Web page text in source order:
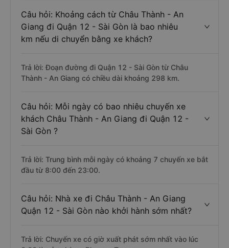
Câu hỏi: Khoảng cách từ Châu Thành - An
Giang đi Quận 12 - Sài Gòn là bao nhiêu
km nếu di chuyển bằng xe khách?
Trả lời: Đoạn đường đi Quận 12 - Sài Gòn từ Châu
Thành - An Giang có chiều dài khoảng 298 km.
Câu hỏi: Mỗi ngày có bao nhiêu chuyến xe
khách Châu Thành - An Giang đi Quận 12 -
Sài Gòn ?
Trả lời: Trung bình mỗi ngày có khoảng 7 chuyến xe bắt
đầu từ 8:00 đến 23:00.
Câu hỏi: Nhà xe đi Châu Thành - An Giang
Quận 12 - Sài Gòn nào khởi hành sớm nhất?
Trả lời: Chuyến xe có giờ xuất phát sớm nhất vào lúc